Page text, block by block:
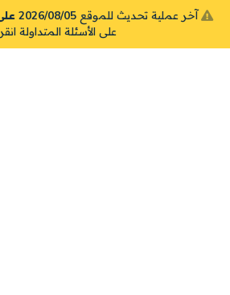
آخر عملية تحديث للموقع 2026/08/05 على الساعة 16:31
على الأسئلة المتداولة انقر